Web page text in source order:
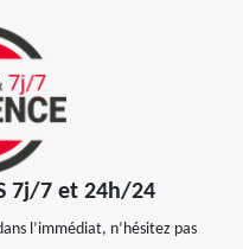
7j/7 et 24h/24
l’immédiat, n’hésitez pas